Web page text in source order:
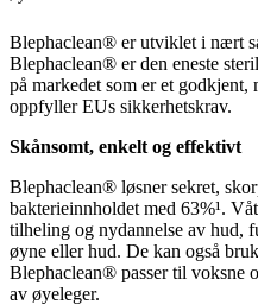
Blephaclean® er utviklet i nært
Blephaclean® er den eneste
på markedet som er et
oppfyller EUs sikkerhetskrav.
Skånsomt, enkelt og effektivt
Blephaclean® løsner sekret,
bakterieinnholdet med 63%¹.
tilheling og nydannelse av hud,
øyne eller hud. De kan også
Blephaclean® passer til voksne
av øyeleger.